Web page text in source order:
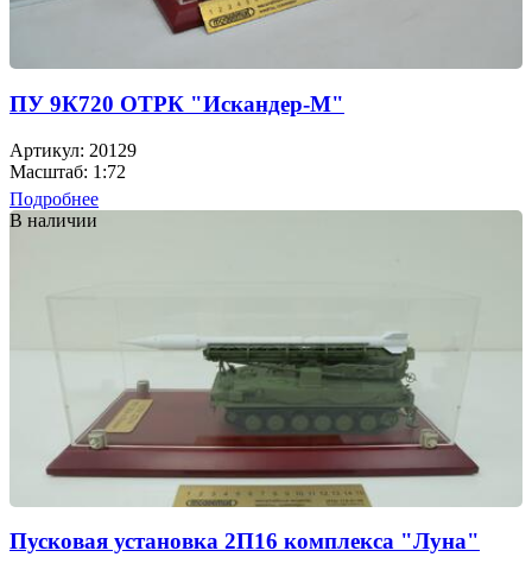
ПУ 9К720 ОТРК "Искандер-М"
Артикул: 20129
Масштаб: 1:72
Подробнее
В наличии
Пусковая установка 2П16 комплекса "Луна"